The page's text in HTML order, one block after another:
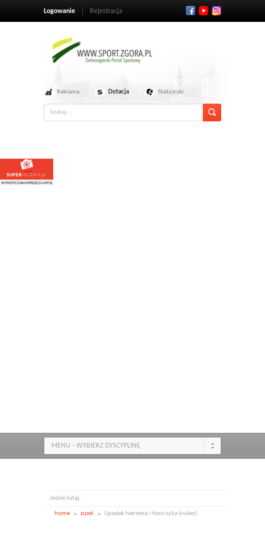
Logowanie Rejestracja
Reklama Dotacja Statystyki
MENU - WYBIERZ DYSCYPLINĘ
Jesteś tutaj:
home zuzel Upadek Iversena i Hancocka (video)